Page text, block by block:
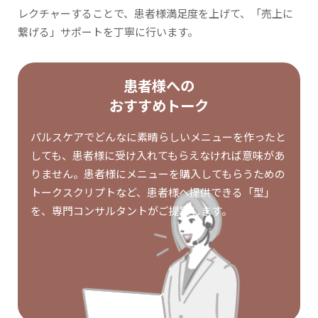
レクチャーすることで、患者様満足度を上げて、「売上に
繋げる」サポートを丁寧に行います。
患者様への
おすすめトーク
パルスケアでどんなに素晴らしいメニューを作ったと
しても、患者様に受け入れてもらえなければ意味があ
りません。患者様にメニューを購入してもらうための
トークスクリプトなど、患者様へ提供できる「型」
を、専門コンサルタントがご提案します。